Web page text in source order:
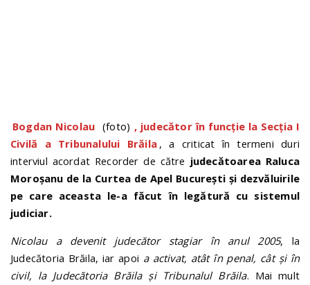
Bogdan Nicolau (foto) , judecător în funcție la Secția I
Civilă a Tribunalului Brăila , a criticat în termeni duri
interviul acordat Recorder de către judecătoarea Raluca
Moroșanu de la Curtea de Apel București și dezvăluirile
pe care aceasta le-a făcut în legătură cu sistemul
judiciar.
Nicolau a devenit judecător stagiar în anul 2005, la
Judecătoria Brăila, iar apoi a activat, atât în penal, cât și în
civil, la Judecătoria Brăila și Tribunalul Brăila. Mai mult